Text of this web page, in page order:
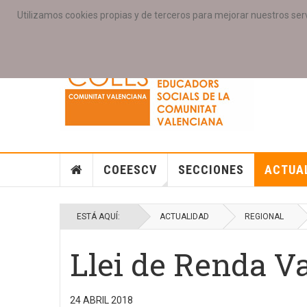
Utilizamos cookies propias y de terceros para mejorar nuestros
PORTADA ACCESO COLEGIAD@S GALERIAS
COEESCV SECCIONES
ESTÁ AQUÍ: ACTUALIDAD REGIONAL
Llei de Renda
24 ABRIL 2018